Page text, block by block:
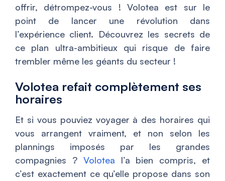
offrir, détrompez-vous ! Volotea est sur le
point de lancer une révolution dans
l’expérience client. Découvrez les secrets de
ce plan ultra-ambitieux qui risque de faire
trembler même les géants du secteur !
Volotea refait complètement ses
horaires
Et si vous pouviez voyager à des horaires qui
vous arrangent vraiment, et non selon les
plannings imposés par les grandes
compagnies ? Volotea l’a bien compris, et
c’est exactement ce qu’elle propose dans son